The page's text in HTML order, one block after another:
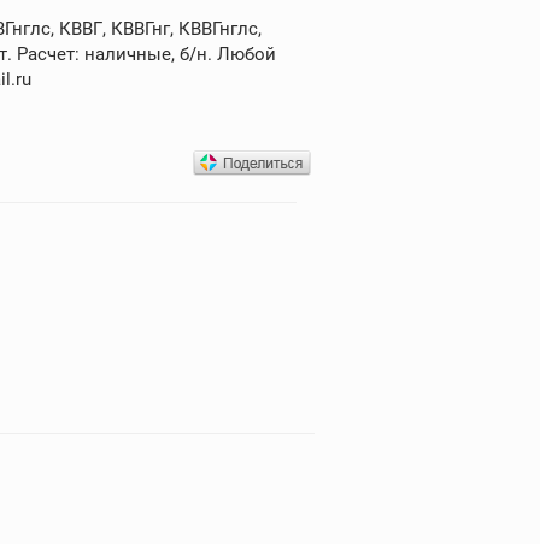
КВВГ, КВВГнг, КВВГнглс,
Расчет: наличные, б/н. Любой